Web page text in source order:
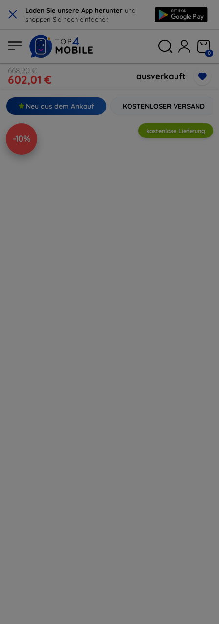
× Laden Sie unsere App herunter und
shoppen Sie noch einfacher.
0
668,90 €
602,01 € ausverkauft
Neu aus dem Ankauf KOSTENLOSER VERSAND
-10%
kostenlose Lieferung